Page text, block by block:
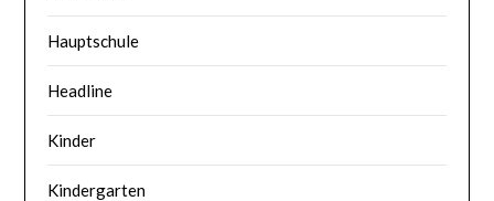
Hauptschule
Headline
Kinder
Kindergarten